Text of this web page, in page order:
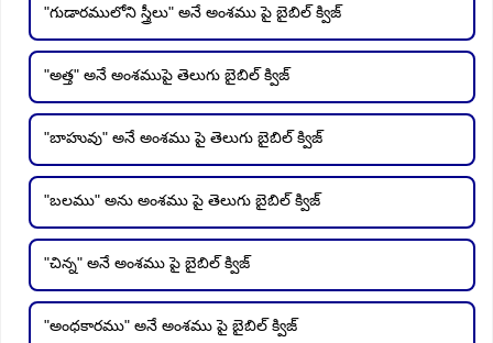
"గుడారములోని స్త్రీలు" అనే అంశము పై బైబిల్ క్విజ్
"అత్త" అనే అంశముపై తెలుగు బైబిల్ క్విజ్
"బాహువు" అనే అంశము పై తెలుగు బైబిల్ క్విజ్
"బలము" అను అంశము పై తెలుగు బైబిల్ క్విజ్
"చిన్న" అనే అంశము పై బైబిల్ క్విజ్
"అంధకారము" అనే అంశము పై బైబిల్ క్విజ్